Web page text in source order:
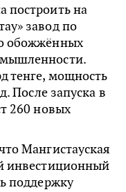
построить на
завод по
обожжённых
тенге, мощность
После запуска в
260 новых
Мангистауская
инвестиционный
поддержку